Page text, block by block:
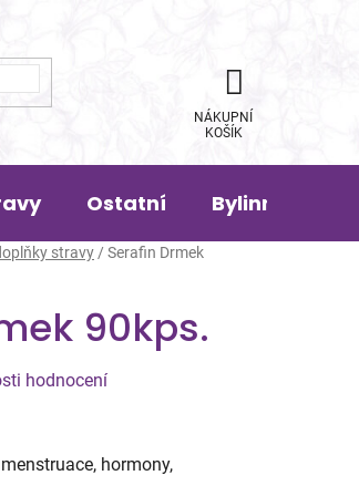
NÁKUPNÍ
KOŠÍK
Ostatní Bylinná
stravy / Serafin Drmek
90kps.
hodnocení
hormony,